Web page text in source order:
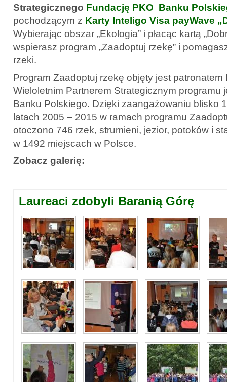
Strategicznego Fundację PKO Banku
pochodzącym z Karty Inteligo Visa payWave
Wybierając obszar „Ekologia” i płacąc kartą
wspierasz program „Zaadoptuj rzekę” i
rzeki.
Program Zaadoptuj rzekę objęty jest patronatem
Wieloletnim Partnerem Strategicznym programu
Banku Polskiego. Dzięki zaangażowaniu blisko
latach 2005 – 2015 w ramach programu
otoczono 746 rzek, strumieni, jezior, potoków i
w 1492 miejscach w Polsce.
Zobacz galerię:
Laureaci zdobyli Baranią Górę